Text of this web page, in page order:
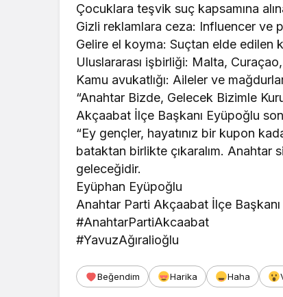
Çocuklara teşvik suç kapsamına
Gizli reklamlara ceza: Influencer ve
Gelire el koyma: Suçtan elde edilen
Uluslararası işbirliği: Malta,
Kamu avukatlığı: Aileler ve
“Anahtar Bizde, Gelecek Bizimle
Akçaabat İlçe Başkanı Eyüpoğlu
“Ey gençler, hayatınız bir kupon
bataktan birlikte çıkaralım. Anahtar
geleceğidir.
Eyüphan Eyüpoğlu
Anahtar Parti Akçaabat İlçe Başkanı
#AnahtarPartiAkcaabat
#YavuzAğıralioğlu
Beğendim Harika Haha